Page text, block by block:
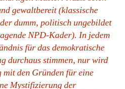
gewaltbereit (klassische
dumm, politisch ungebildet
NPD-Kader). In jedem
für das demokratische
durchaus stimmen, nur wird
mit den Gründen für eine
Mystifizierung der